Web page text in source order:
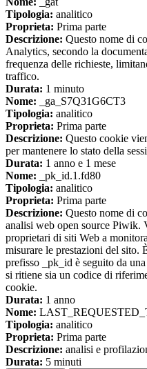
Tipologia: analitico
Proprieta: Prima parte
Descrizione: Questo nome di
Analytics, secondo la
frequenza delle richieste,
traffico.
Durata: 1 minuto
Nome: _ga_S7Q31G6CT3
Tipologia: analitico
Proprieta: Prima parte
Descrizione: Questo cookie
per mantenere lo stato della
Durata: 1 anno e 1 mese
Nome: _pk_id.1.fd80
Tipologia: analitico
Proprieta: Prima parte
Descrizione: Questo nome di
analisi web open source Piwik.
proprietari di siti Web a
misurare le prestazioni del sito.
prefisso _pk_id è seguito da
si ritiene sia un codice di
cookie.
Durata: 1 anno
Nome:
Tipologia: analitico
Proprieta: Prima parte
Descrizione: analisi e
Durata: 5 minuti